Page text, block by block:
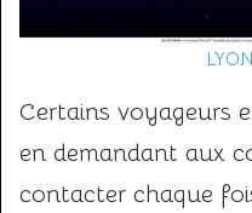
Certains voyageurs
en demandant aux
contacter chaque